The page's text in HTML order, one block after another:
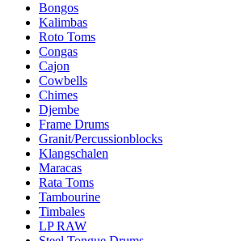
Bongos
Kalimbas
Roto Toms
Congas
Cajon
Cowbells
Chimes
Djembe
Frame Drums
Granit/Percussionblocks
Klangschalen
Maracas
Rata Toms
Tambourine
Timbales
LP RAW